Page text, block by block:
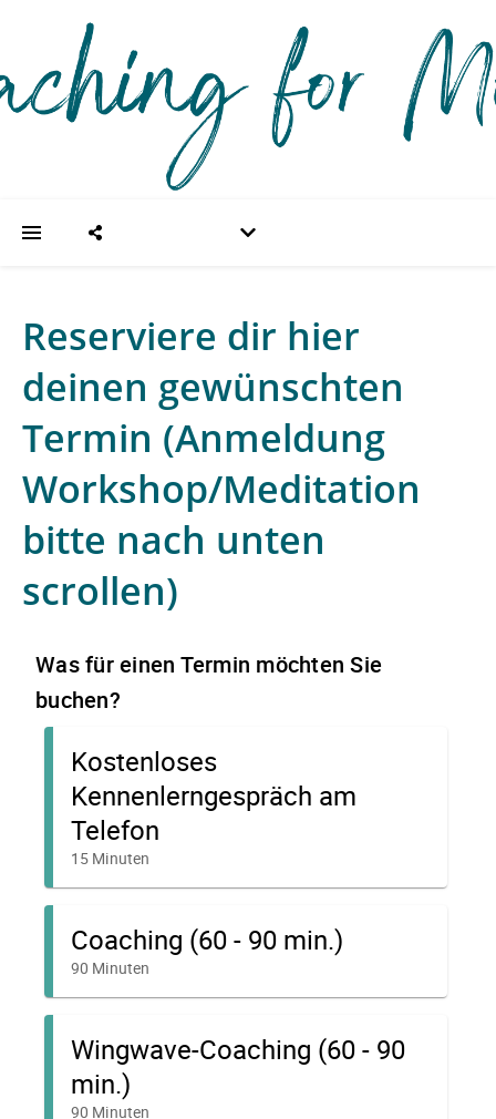
Reserviere dir hier
deinen gewünschten
Termin (Anmeldung
Workshop/Meditation
bitte nach unten
scrollen)